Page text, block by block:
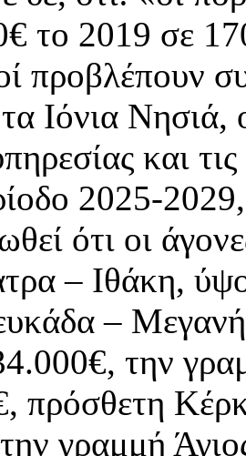
το 2019 σε
προβλέπουν
Ιόνια
και
2025-
ότι οι
– Ιθάκη,
–
την
πρόσθετη
γραμμή